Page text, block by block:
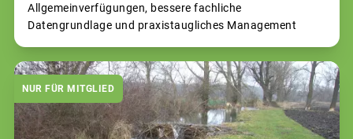
Allgemeinverfügungen, bessere fachliche
Datengrundlage und praxistaugliches Management
NUR FÜR MITGLIED